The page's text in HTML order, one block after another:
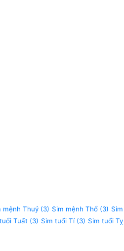
mệnh Thuỷ (3) Sim mệnh Thổ (3) Sim
Tuất (3) Sim tuổi Tí(3) Sim tuổi Tỵ